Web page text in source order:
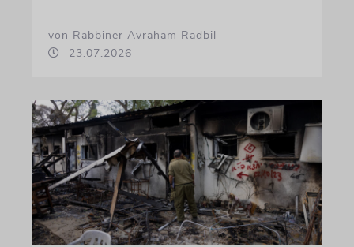
von Rabbiner Avraham Radbil
23.07.2026